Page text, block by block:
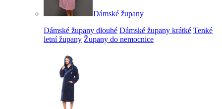
Dámské župany
Dámské župany dlouhé Dámské župany krátké Tenké
letní župany Župany do nemocnice